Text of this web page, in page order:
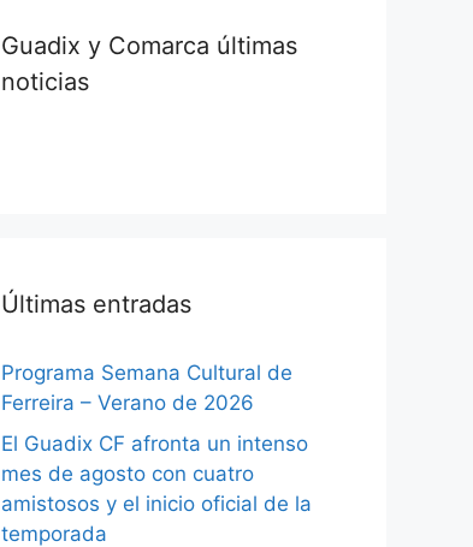
Guadix y Comarca últimas
noticias
Últimas entradas
Programa Semana Cultural de
Ferreira – Verano de 2026
El Guadix CF afronta un intenso
mes de agosto con cuatro
amistosos y el inicio oficial de la
temporada